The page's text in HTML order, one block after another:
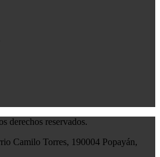
derechos reservados.
Camilo Torres, 190004 Popayán,